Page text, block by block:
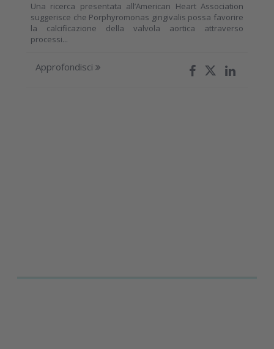
Una ricerca presentata all’American Heart Association
suggerisce che Porphyromonas gingivalis possa favorire
la calcificazione della valvola aortica attraverso
processi...
Approfondisci